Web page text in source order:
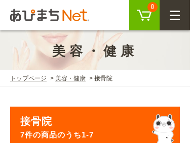
0
CLOSE
ログイン
会員登録
商品を探す
SEARCH
美容・健康
トップページ 美容・健康 接骨院
接骨院
7件の商品のうち1-7